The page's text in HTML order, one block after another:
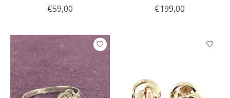
€59,00
€199,00